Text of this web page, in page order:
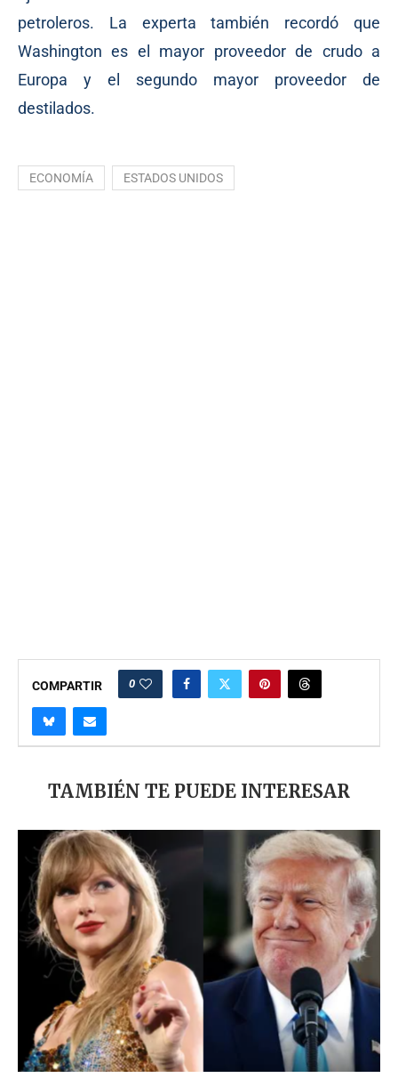
petroleros. La experta también recordó que
Washington es el mayor proveedor de crudo a
Europa y el segundo mayor proveedor de
destilados.
ECONOMÍA ESTADOS UNIDOS
COMPARTIR 0
TAMBIÉN TE PUEDE INTERESAR